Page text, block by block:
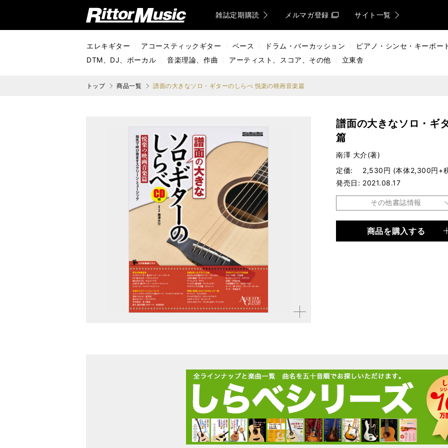
リットーミュージック (Rittor Music) 雑誌定期購読 メルマガ登録 サイト一覧
エレキギター アコースティックギター ベース ドラム・パーカッション
ピアノ・シンセ・キーボー
DTM、DJ、ボーカル
音楽理論、作曲 アーティスト、スコア、その他 立東舎
トップ 商品一覧 譜面の大きなソロ・ギターのしらべ 悦楽の映画音楽篇
拡大す
譜面の大きなソロ・ギ
篇
南澤 大介(著)
定価
2,530円 (本体2,300円+
発売日
2021.08.17
その他書誌情報
ムック
商品を購入する